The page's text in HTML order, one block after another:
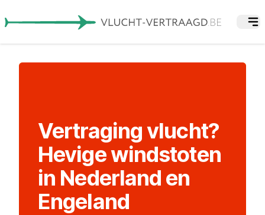
Vertraging vlucht?
Hevige windstoten
in Nederland en
Engeland